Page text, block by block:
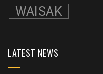
WAISAK
LATEST NEWS